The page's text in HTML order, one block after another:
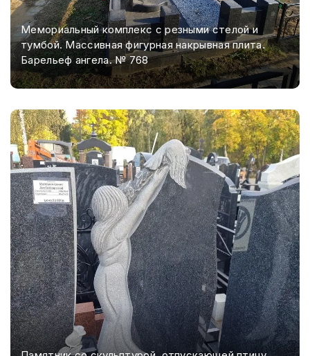
Мемориальный комплекс с резными стелой и
тумбой. Массивная фигурная накрывная плита.
Барельеф ангела. № 768